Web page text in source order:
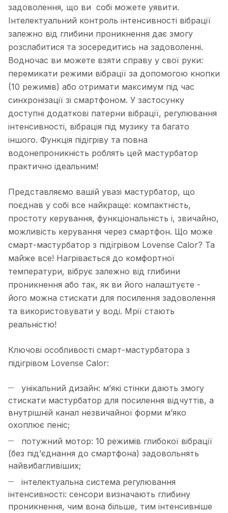
задоволення, що ви собі можете уявити.
Інтелектуальний контроль інтенсивності вібрації
залежно від глибини проникнення дає змогу
розслабитися та зосередитись на задоволенні.
Водночас ви можете взяти справу у свої руки:
перемикати режими вібрації за допомогою кнопки
(10 режимів) або отримати максимум під час
синхронізації зі смартфоном. У застосунку
доступні додаткові патерни вібрації, регулювання
інтенсивності, вібрація під музику та багато
іншого. Функція підігріву та повна
водонепроникність роблять цей мастурбатор
практично ідеальним!
Представляємо вашій увазі мастурбатор, що
поєднав у собі все найкраще: компактність,
простоту керування, функціональність і, звичайно,
можливість керування через смартфон. Що може
смарт-мастурбатор з підігрівом Lovense Calor? Та
майже все! Нагрівається до комфортної
температури, вібрує залежно від глибини
проникнення або так, як ви його налаштуєте -
його можна стискати для посилення задоволення
та використовувати у воді. Мрії стають
реальністю!
Ключові особливості смарт-мастурбатора з
підігрівом Lovense Calor:
унікальний дизайн: м’які стінки дають змогу
стискати мастурбатор для посилення відчуттів, а
внутрішній канал незвичайної форми м’яко
охоплює пеніс;
потужний мотор: 10 режимів глибокої вібрації
(без під’єднання до смартфона) задовольнять
найвибагливіших;
інтелектуальна система регулювання
інтенсивності: сенсори визначають глибину
проникнення, чим вона більше, тим інтенсивніше